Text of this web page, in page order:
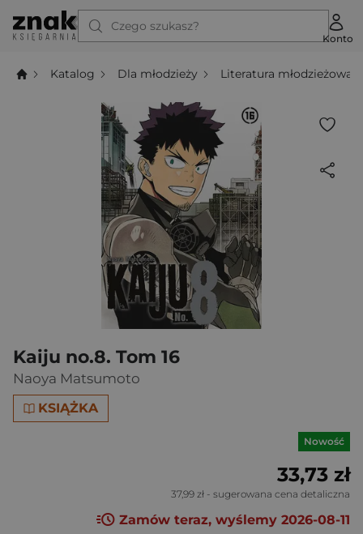
Czego szukasz?
Konto
Katalog Dla młodzieży Literatura młodzieżowa
Kaiju no.8. Tom 16
Naoya Matsumoto
KSIĄŻKA
Nowość
33,73 zł
37,99 zł - sugerowana cena detaliczna
Zamów teraz, wyślemy 2026-08-11